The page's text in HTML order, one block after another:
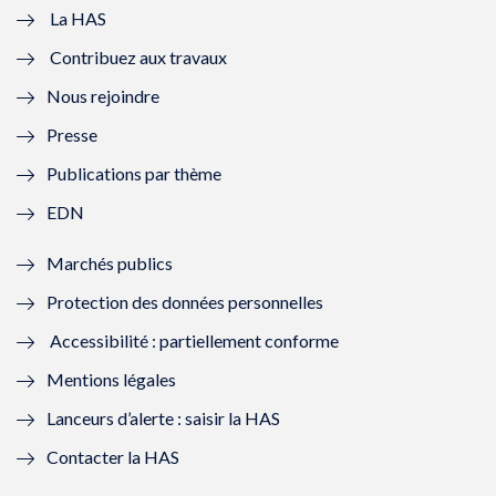
l
l
f
n
ê
t
r
e
)
e
e
n
ê
r
ê
t
e
ê
La HAS
Contribuez aux travaux
Nous rejoindre
Presse
Publications par thème
EDN
Marchés publics
Protection des données personnelles
Accessibilité : partiellement conforme
Mentions légales
Lanceurs d’alerte : saisir la HAS
Contacter la HAS